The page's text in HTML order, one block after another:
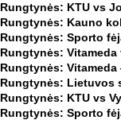
Rungtynės: KTU vs
Rungtynės: Kauno
Rungtynės: Sporto
Rungtynės: Vitameda
Rungtynės: Vitameda
Rungtynės: Lietuvos
Rungtynės: KTU vs
Rungtynės: Sporto